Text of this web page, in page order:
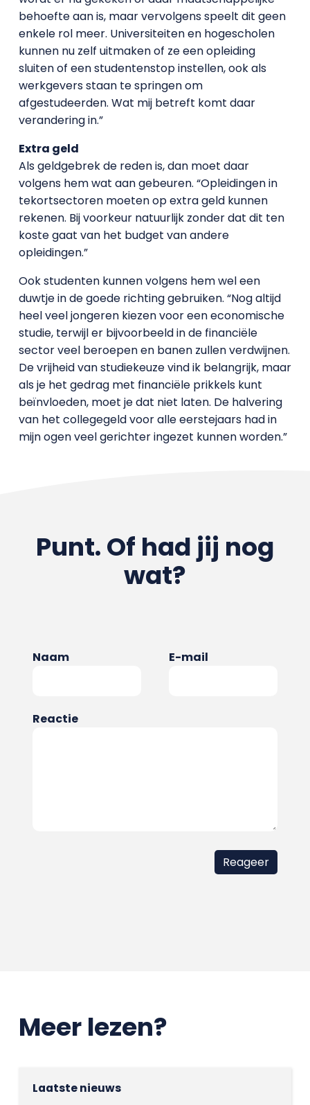
behoefte aan is, maar vervolgens speelt dit geen
enkele rol meer. Universiteiten en hogescholen
kunnen nu zelf uitmaken of ze een opleiding
sluiten of een studentenstop instellen, ook als
werkgevers staan te springen om
afgestudeerden. Wat mij betreft komt daar
verandering in.”
Extra geld
Als geldgebrek de reden is, dan moet daar
volgens hem wat aan gebeuren. “Opleidingen in
tekortsectoren moeten op extra geld kunnen
rekenen. Bij voorkeur natuurlijk zonder dat dit ten
koste gaat van het budget van andere
opleidingen.”
Ook studenten kunnen volgens hem wel een
duwtje in de goede richting gebruiken. “Nog altijd
heel veel jongeren kiezen voor een economische
studie, terwijl er bijvoorbeeld in de financiële
sector veel beroepen en banen zullen verdwijnen.
De vrijheid van studiekeuze vind ik belangrijk, maar
als je het gedrag met financiële prikkels kunt
beïnvloeden, moet je dat niet laten. De halvering
van het collegegeld voor alle eerstejaars had in
mijn ogen veel gerichter ingezet kunnen worden.”
Punt. Of had jij nog
wat?
Naam E-mail
Reactie
Meer lezen?
Laatste nieuws